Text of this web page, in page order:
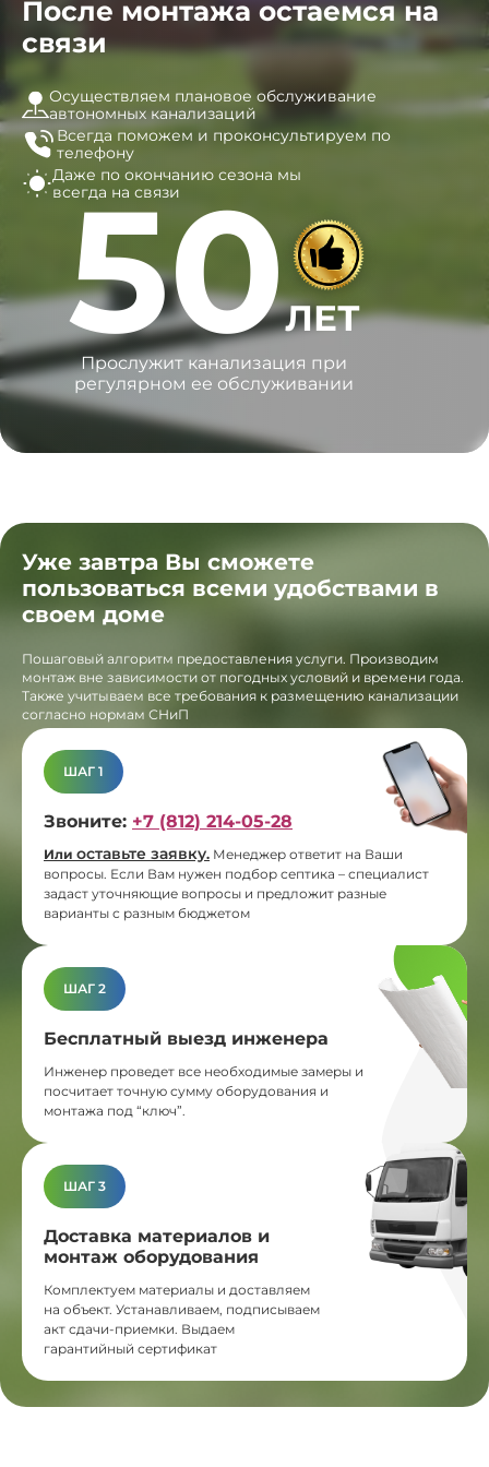
После монтажа остаемся на
связи
Осуществляем плановое обслуживание
автономных канализаций
Всегда поможем и проконсультируем по
телефону
Даже по окончанию сезона мы
всегда на связи
50ЛЕТ
Прослужит канализация при
регулярном ее обслуживании
Уже завтра Вы сможете
пользоваться всеми удобствами в
своем доме
Пошаговый алгоритм предоставления услуги. Производим
монтаж вне зависимости от погодных условий и времени года.
Также учитываем все требования к размещению канализации
согласно нормам СНиП
ШАГ 1
Звоните: +7 (812) 214-05-28
Или оставьте заявку. Менеджер ответит на Ваши
вопросы. Если Вам нужен подбор септика – специалист
задаст уточняющие вопросы и предложит разные
варианты с разным бюджетом
ШАГ 2
Бесплатный выезд инженера
Инженер проведет все необходимые замеры и
посчитает точную сумму оборудования и
монтажа под “ключ”.
ШАГ 3
Доставка материалов и
монтаж оборудования
Комплектуем материалы и доставляем
на объект. Устанавливаем, подписываем
акт сдачи-приемки. Выдаем
гарантийный сертификат